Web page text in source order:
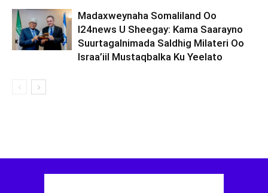
Madaxweynaha Somaliland Oo
I24news U Sheegay: Kama Saarayno
Suurtagalnimada Saldhig Milateri Oo
Israa’iil Mustaqbalka Ku Yeelato